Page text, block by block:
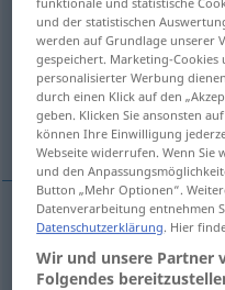
Wechselkursm
Übersicht aller
(Für mehr Details die
cambio
Wechselkurs
und der statistischen
werden auf Grundlage unserer
gespeichert. Marketing-
personalisierter Werbung
durch einen Klick auf den
geben. Klicken Sie ansonsten
können Ihre Einwilligung
Webseite widerrufen. Wenn Sie
und den
Button „Mehr Optionen“.
Datenverarbeitung entnehmen
Datenschutzerklärung. Hier
Wir und unsere Partner
Folgendes